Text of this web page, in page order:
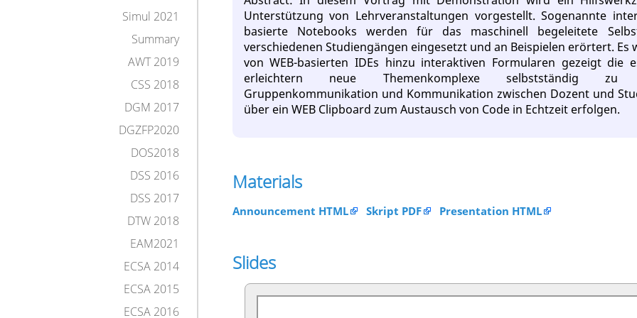
Simul 2021
Summary
AWT 2019
CSS 2018
DGM 2017
DGZFP2020
DOS2018
DSS 2016
DSS 2017
DTW 2018
EAM2021
ECSA 2014
ECSA 2015
ECSA 2016
Unterstützung von Lehrveranstaltungen vorgestellt. Sogenannte
basierte Notebooks werden für das maschinell begeleitete
verschiedenen Studiengängen eingesetzt und an Beispielen erörtert. Es
von WEB-basierten IDEs hinzu interaktiven Formularen gezeigt die
erleichtern neue Themenkomplexe selbstständig zu
Gruppenkommunikation und Kommunikation zwischen Dozent und
über ein WEB Clipboard zum Austausch von Code in Echtzeit erfolgen.
Materials
Announcement HTML Skript PDF Presentation HTML
Slides